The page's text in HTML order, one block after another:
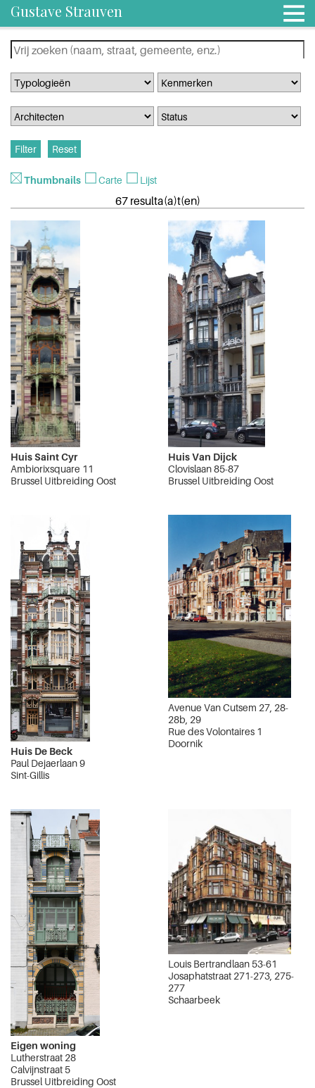
Gustave Strauven
Thumbnails Carte Lijst
67 resulta(a)t(en)
Huis Saint Cyr
Ambiorixsquare 11
Brussel Uitbreiding Oost
Huis Van Dijck
Clovislaan 85-87
Brussel Uitbreiding Oost
Huis De Beck
Paul Dejaerlaan 9
Sint-Gillis
Avenue Van Cutsem 27, 28-
28b, 29
Rue des Volontaires 1
Doornik
Eigen woning
Lutherstraat 28
Calvijnstraat 5
Brussel Uitbreiding Oost
Louis Bertrandlaan 53-61
Josaphatstraat 271-273, 275-
277
Schaarbeek